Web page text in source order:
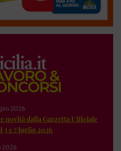
2026
novità dalla Gazzetta Ufficiale
e 7 luglio 2026
2026